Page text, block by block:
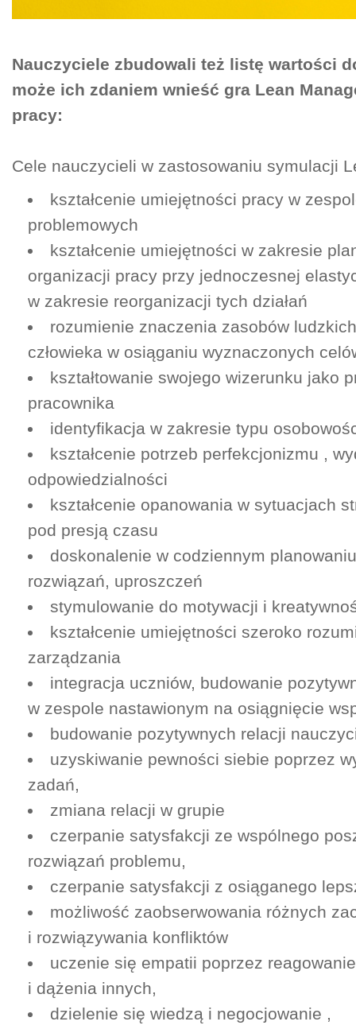
Nauczyciele zbudowali też listę wartości
może ich zdaniem wnieść gra Lean
pracy:
Cele nauczycieli w zastosowaniu symulacji
kształcenie umiejętności pracy w
problemowych
kształcenie umiejętności w zakresie
organizacji pracy przy jednoczesnej
w zakresie reorganizacji tych działań
rozumienie znaczenia zasobów
człowieka w osiąganiu wyznaczonych
kształtowanie swojego wizerunku jako
pracownika
identyfikacja w zakresie typu
kształcenie potrzeb perfekcjonizmu ,
odpowiedzialności
kształcenie opanowania w sytuacjach
pod presją czasu
doskonalenie w codziennym
rozwiązań, uproszczeń
stymulowanie do motywacji i
kształcenie umiejętności szeroko
zarządzania
integracja uczniów, budowanie
w zespole nastawionym na osiągnięcie
budowanie pozytywnych relacji
uzyskiwanie pewności siebie poprzez
zadań,
zmiana relacji w grupie
czerpanie satysfakcji ze wspólnego
rozwiązań problemu,
czerpanie satysfakcji z osiąganego
możliwość zaobserwowania różnych
i rozwiązywania konfliktów
uczenie się empatii poprzez
i dążenia innych,
dzielenie się wiedzą i negocjowanie ,